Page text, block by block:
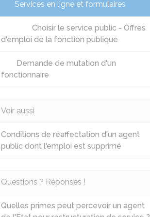
Services en ligne et formulaires
Choisir le service public - Offres
d'emploi de la fonction publique
Demande de mutation d'un
fonctionnaire
Voir aussi
Conditions de réaffectation d'un agent
public dont l'emploi est supprimé
Questions ? Réponses !
Quelles primes peut percevoir un agent